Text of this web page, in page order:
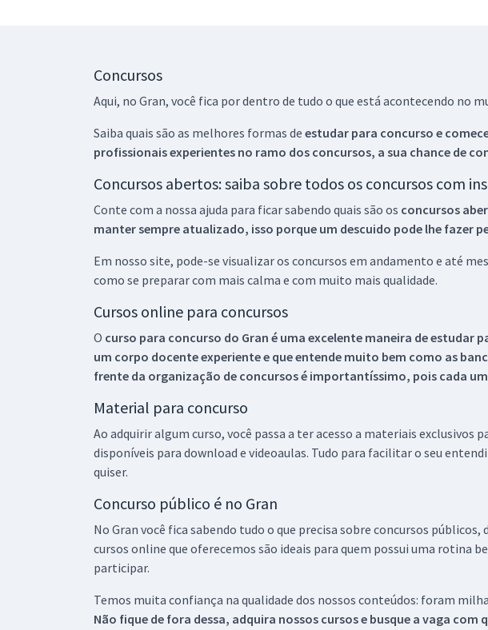
Concursos
Aqui, no Gran, você fica por dentro de tudo o que está acontecendo no
Saiba quais são as melhores formas de estudar para concurso e
profissionais experientes no ramo dos concursos, a sua chance de
Concursos abertos: saiba sobre todos os concursos com
Conte com a nossa ajuda para ficar sabendo quais são os concursos
manter sempre atualizado, isso porque um descuido pode lhe fazer
Em nosso site, pode-se visualizar os concursos em andamento e até
como se preparar com mais calma e com muito mais qualidade.
Cursos online para concursos
O curso para concurso do Gran é uma excelente maneira de
um corpo docente experiente e que entende muito bem como as
frente da organização de concursos é importantíssimo, pois cada
Material para concurso
Ao adquirir algum curso, você passa a ter acesso a materiais
disponíveis para download e videoaulas. Tudo para facilitar o seu
quiser.
Concurso público é no Gran
No Gran você fica sabendo tudo o que precisa sobre concursos
cursos online que oferecemos são ideais para quem possui uma rotina
participar.
Temos muita confiança na qualidade dos nossos conteúdos: foram
Não fique de fora dessa, adquira nossos cursos e busque a vaga